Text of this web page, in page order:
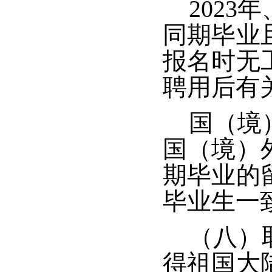
2023年
同期毕业
报名时无
聘用后有
国（境
国（境）
期毕业的
毕业生一
（八
得祖国大